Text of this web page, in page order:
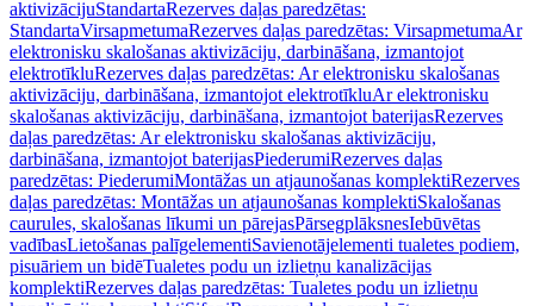
aktivizācijuStandartaRezerves daļas paredzētas:
StandartaVirsapmetumaRezerves daļas paredzētas: VirsapmetumaAr
elektronisku skalošanas aktivizāciju, darbināšana, izmantojot
elektrotīkluRezerves daļas paredzētas: Ar elektronisku skalošanas
aktivizāciju, darbināšana, izmantojot elektrotīkluAr elektronisku
skalošanas aktivizāciju, darbināšana, izmantojot baterijasRezerves
daļas paredzētas: Ar elektronisku skalošanas aktivizāciju,
darbināšana, izmantojot baterijasPiederumiRezerves daļas
paredzētas: PiederumiMontāžas un atjaunošanas komplektiRezerves
daļas paredzētas: Montāžas un atjaunošanas komplektiSkalošanas
caurules, skalošanas līkumi un pārejasPārsegplāksnesIebūvētas
vadībasLietošanas palīgelementiSavienotājelementi tualetes podiem,
pisuāriem un bidēTualetes podu un izlietņu kanalizācijas
komplektiRezerves daļas paredzētas: Tualetes podu un izlietņu